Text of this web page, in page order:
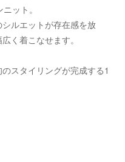
ット。
ルエットが存在感を放
く着こなせます。
スタイリングが完成する1